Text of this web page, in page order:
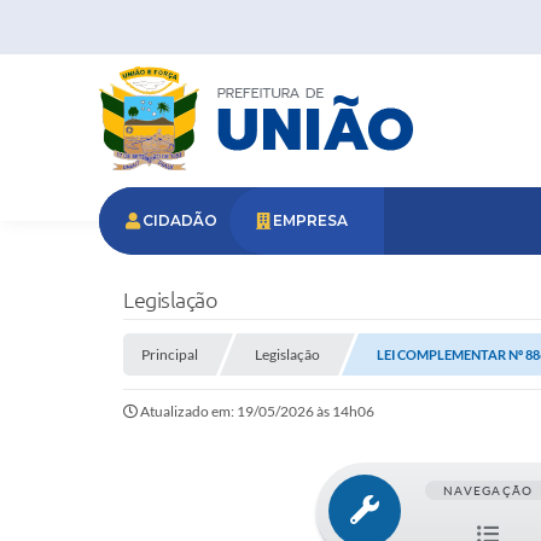
CIDADÃO EMPRESA
Legislação
Principal Legislação LEI COMPLEMENTAR Nº
Atualizado em: 19/05/2026 às 14h06
NAVEGAÇÃO